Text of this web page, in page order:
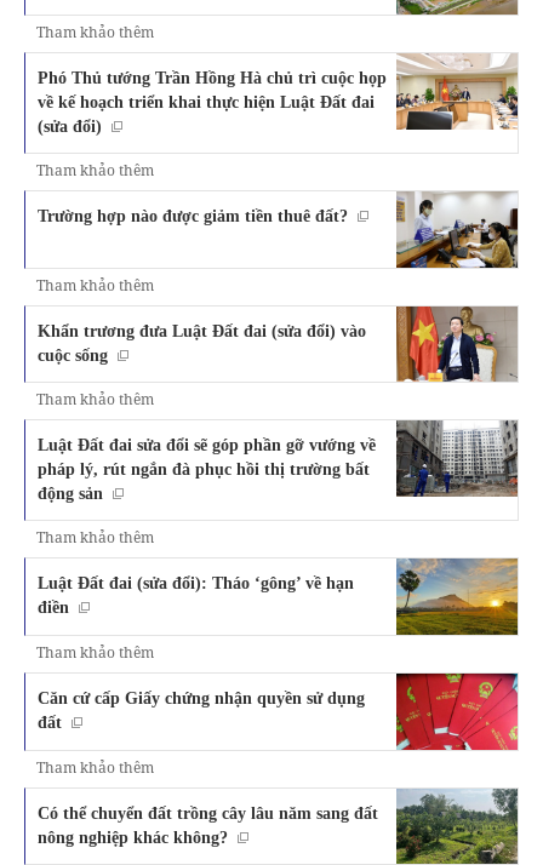
Tham khảo thêm
Phó Thủ tướng Trần Hồng Hà chủ trì cuộc họp
về kế hoạch triển khai thực hiện Luật Đất đai
(sửa đổi)
Tham khảo thêm
Trường hợp nào được giảm tiền thuê đất?
Tham khảo thêm
Khẩn trương đưa Luật Đất đai (sửa đổi) vào
cuộc sống
Tham khảo thêm
Luật Đất đai sửa đổi sẽ góp phần gỡ vướng về
pháp lý, rút ngắn đà phục hồi thị trường bất
động sản
Tham khảo thêm
Luật Đất đai (sửa đổi): Tháo ‘gông’ về hạn
điền
Tham khảo thêm
Căn cứ cấp Giấy chứng nhận quyền sử dụng
đất
Tham khảo thêm
Có thể chuyển đất trồng cây lâu năm sang đất
nông nghiệp khác không?